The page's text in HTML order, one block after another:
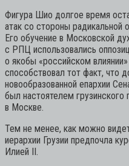
Фигура Шио долгое время
атак со стороны радикальной
Его обучение в Московской
с РПЦ использовались
о якобы «российском
способствовал тот факт, что
новообразованной епархии
был настоятелем грузинского
в Москве.
Тем не менее, как можно
иерархии Грузии предпочла
Илией II.